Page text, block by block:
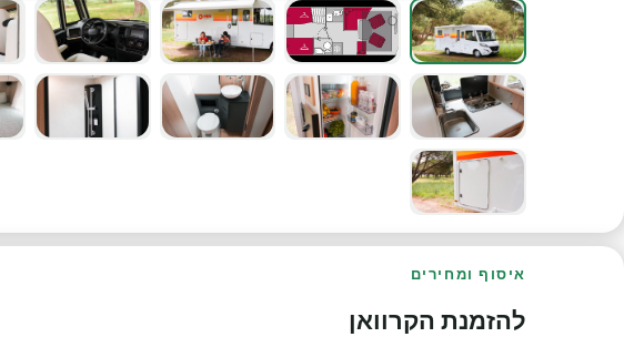
איסוף ומחירים
להזמנת הקרוואן